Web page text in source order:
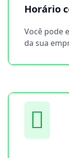
Horário
Você pode
da sua